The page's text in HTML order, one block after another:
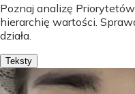
Poznaj analizę
hierarchię wartości.
działa.
Teksty